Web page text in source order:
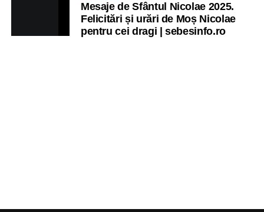
Mesaje de Sfântul Nicolae 2025.
Felicitări și urări de Moș Nicolae
pentru cei dragi | sebesinfo.ro